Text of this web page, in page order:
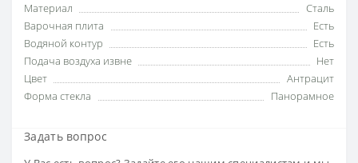
Материал
Сталь
Варочная плита
Есть
Водяной контур
Есть
Подача воздуха извне
Нет
Цвет
Антрацит
Форма стекла
Панорамное
Задать вопрос